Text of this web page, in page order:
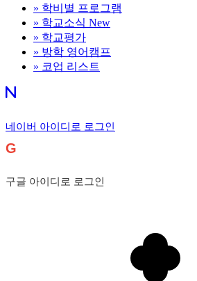
» 학비별 프로그램
» 학교소식 New
» 학교평가
» 방학 영어캠프
» 코업 리스트
네이버 아이디로 로그인
G
구글 아이디로 로그인